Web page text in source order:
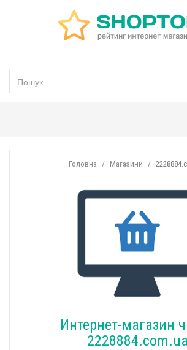
Головна Магазини
Интернет-магазин
2228884.com.ua